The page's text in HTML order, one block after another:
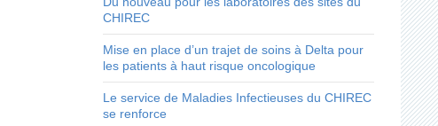
CHIREC
Mise en place d’un trajet de soins à Delta pour
les patients à haut risque oncologique
Le service de Maladies Infectieuses du CHIREC
se renforce